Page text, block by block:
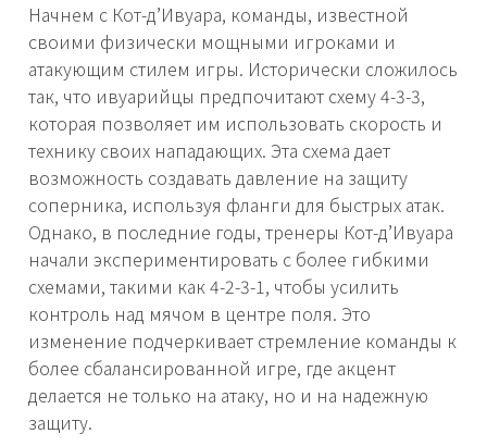
Начнем с Кот-д’Ивуара, команды, известной
своими физически мощными игроками и
атакующим стилем игры. Исторически сложилось
так, что ивуарийцы предпочитают схему 4-3-3,
которая позволяет им использовать скорость и
технику своих нападающих. Эта схема дает
возможность создавать давление на защиту
соперника, используя фланги для быстрых атак.
Однако, в последние годы, тренеры Кот-д’Ивуара
начали экспериментировать с более гибкими
схемами, такими как 4-2-3-1, чтобы усилить
контроль над мячом в центре поля. Это
изменение подчеркивает стремление команды к
более сбалансированной игре, где акцент
делается не только на атаку, но и на надежную
защиту.